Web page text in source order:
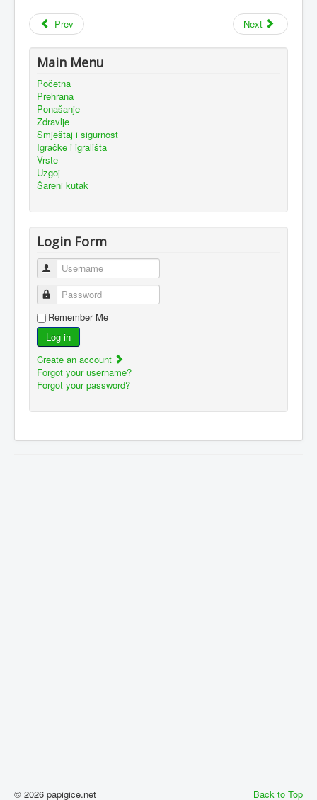
Prev Next
Main Menu
Početna
Prehrana
Ponašanje
Zdravlje
Smještaj i sigurnost
Igračke i igrališta
Vrste
Uzgoj
Šareni kutak
Login Form
Username
Password
Remember Me
Log in
Create an account
Forgot your username?
Forgot your password?
Back to Top
© 2026 papigice.net